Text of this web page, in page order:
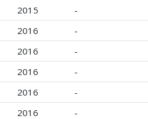
2015 -
2016 -
2016 -
2016 -
2016 -
2016 -